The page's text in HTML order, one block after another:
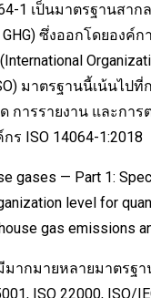
1 เป็นมาตรฐานสาก
GHG) ซึ่งออกโดยองค์
มาตรฐานนี้เน้นไป
การรายงาน และการ
ร ISO 14064-1:2018
gases — Part 1:
level for
gas emissions
มายหลายมาตรฐาน
ISO 22000, ISO/